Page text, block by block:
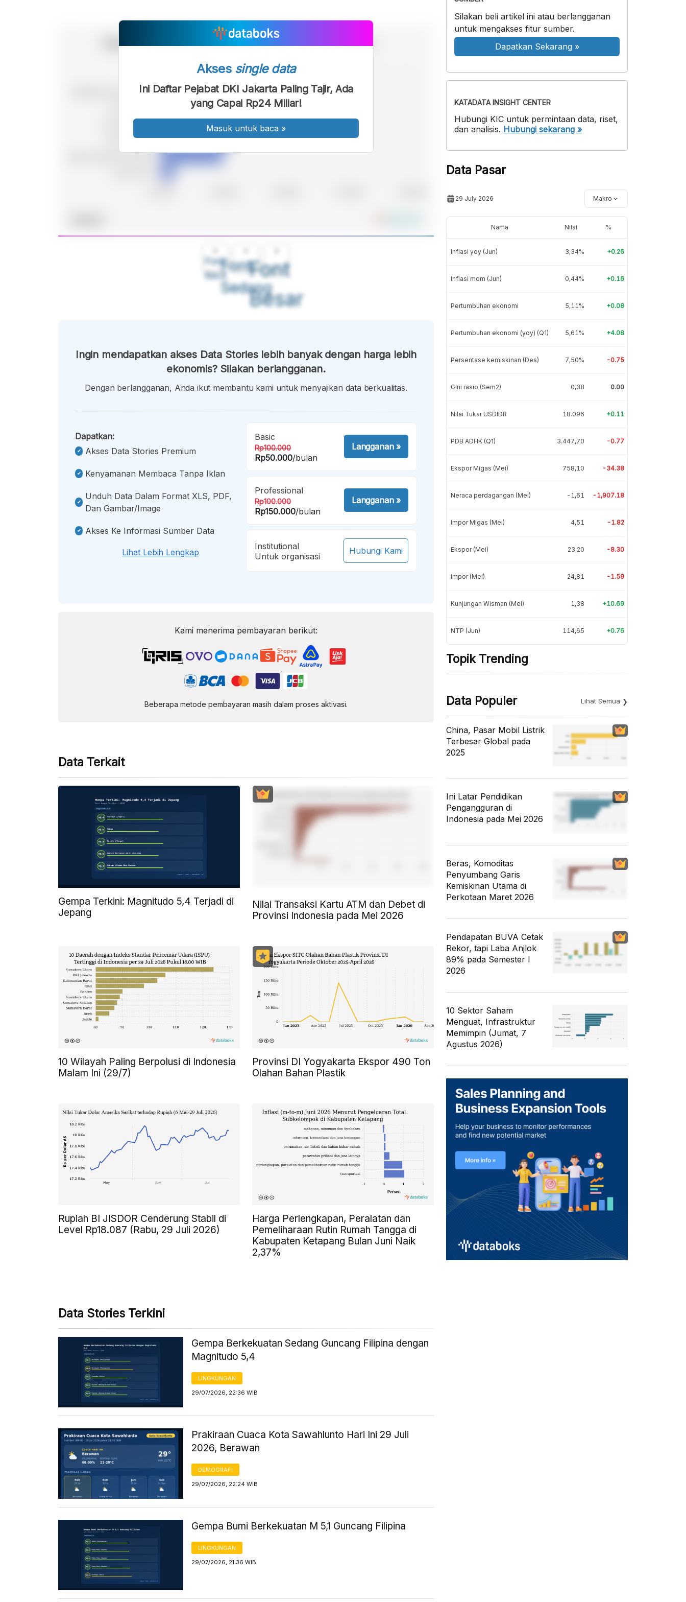
Font
Kecil
Font
Sedang
Font
Besar
Akses single data
Ini Daftar Pejabat DKI Jakarta Paling Tajir, Ada
yang Capai Rp24 Miliar!
Masuk untuk baca »
Ingin mendapatkan akses Data Stories lebih banyak dengan harga lebih
ekonomis? Silakan berlangganan.
Dengan berlangganan, Anda ikut membantu kami untuk menyajikan data berkualitas.
Dapatkan:
Akses Data Stories Premium
Kenyamanan Membaca Tanpa Iklan
Unduh Data Dalam Format XLS, PDF,
Dan Gambar/image
Akses Ke Informasi Sumber Data
Lihat Lebih Lengkap
Basic
Rp100.000
Rp50.000/bulan
Langganan»
Professional
Rp100.000
Rp150.000/bulan
Langganan»
Institutional
Untuk organisasi
Hubungi Kami
Kami menerima pembayaran berikut:
Beberapa metode pembayaran masih dalam proses aktivasi.
Data Terkait
Gempa Terkini: Magnitudo 5,4 Terjadi di
Jepang
Nilai Transaksi Kartu ATM dan Debet di
Provinsi Indonesia pada Mei 2026
10 Wilayah Paling Berpolusi di Indonesia
Malam Ini (29/7)
Provinsi DI Yogyakarta Ekspor 490 Ton
Olahan Bahan Plastik
Rupiah BI JISDOR Cenderung Stabil di
Level Rp18.087 (Rabu, 29 Juli 2026)
Harga Perlengkapan, Peralatan dan
Pemeliharaan Rutin Rumah Tangga di
Kabupaten Ketapang Bulan Juni Naik
2,37%
Data Stories Terkini
Gempa Berkekuatan Sedang Guncang Filipina dengan
Magnitudo 5,4
LINGKUNGAN
29/07/2026, 22:36 WIB
Prakiraan Cuaca Kota Sawahlunto Hari Ini 29 Juli
2026, Berawan
DEMOGRAFI
29/07/2026, 22:24 WIB
Gempa Bumi Berkekuatan M 5,1 Guncang Filipina
LINGKUNGAN
29/07/2026, 21:36 WIB
Silakan beli artikel ini atau berlangganan
untuk mengakses fitur sumber.
Dapatkan Sekarang »
KATADATA INSIGHT CENTER
Hubungi KIC untuk permintaan data, riset,
dan analisis. Hubungi sekarang »
Data Pasar
29 July 2026 Makro
Nama Nilai %
Inflasi yoy (Jun) 3,34% +0.26
Inflasi mom (Jun) 0,44% +0.16
Pertumbuhan ekonomi 5,11% +0.08
Pertumbuhan ekonomi (yoy) (Q1) 5,61% +4.08
Persentase kemiskinan (Des) 7,50% -0.75
Gini rasio (Sem2) 0,38 0.00
Nilai Tukar USDIDR 18.096 +0.11
PDB ADHK (Q1) 3.447,70 -0.77
Ekspor Migas (Mei) 758,10 -34.38
Neraca perdagangan (Mei) -1,61 -1,907.18
Impor Migas (Mei) 4,51 -1.82
Ekspor (Mei) 23,20 -8.30
Impor (Mei) 24,81 -1.59
Kunjungan Wisman (Mei) 1,38 +10.69
NTP (Jun) 114,65 +0.76
Topik Trending
Data Populer Lihat Semua
China, Pasar Mobil Listrik
Terbesar Global pada
2025
Ini Latar Pendidikan
Pengangguran di
Indonesia pada Mei 2026
Beras, Komoditas
Penyumbang Garis
Kemiskinan Utama di
Perkotaan Maret 2026
Pendapatan BUVA Cetak
Rekor, tapi Laba Anjlok
89% pada Semester I
2026
10 Sektor Saham
Menguat, Infrastruktur
Memimpin (Jumat, 7
Agustus 2026)